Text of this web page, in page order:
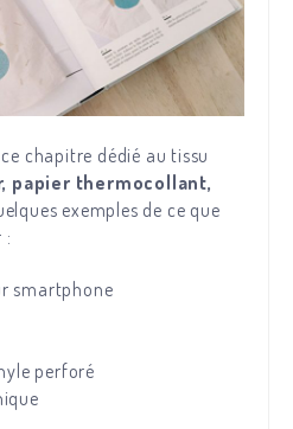
chapitre dédié au tissu
papier thermocollant,
exemples de ce que
:
smartphone
perforé